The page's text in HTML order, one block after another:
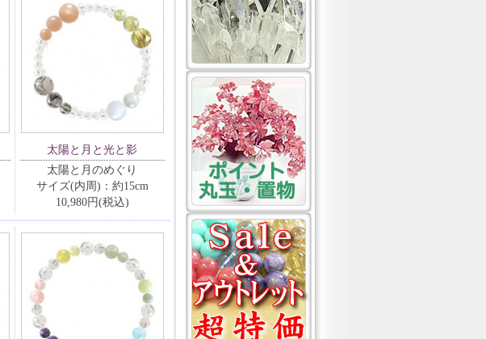
太陽と月と光と影
太陽と月のめぐり
サイズ(内周)：約15cm
10,980円(税込)